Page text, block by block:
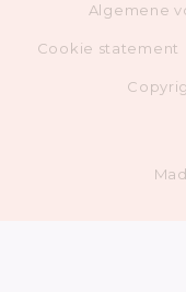
Algemene
Cookie statement